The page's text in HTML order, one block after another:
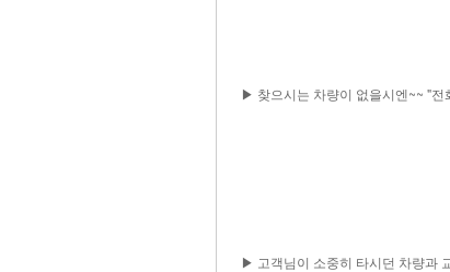
▶ 찾으시는 차량이 없을시엔~~ "전
▶ 고객님이 소중히 타시던 차량과